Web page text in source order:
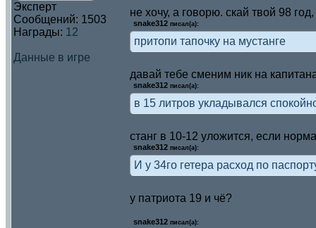
Эксперт
Сообщений: 1503
Награды: 12
Данные в игре
не хочу, а говорю. скай твой 98
snake312 писал(а):
притопи тапочку на мустанге
давай тебе сменим ник на
snake312 писал(а):
в 15 литров укладывался
станг в 10-12 уложится, если
snake312 писал(а):
И у 34го гетера расход по
у патриота 19 и чё?
snake312 писал(а):